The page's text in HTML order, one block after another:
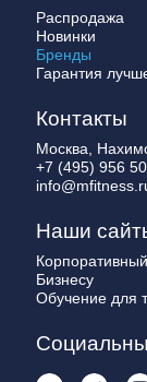
Распродажа
Новинки
Бренды
Гарантия
Контакты
Москва,
+7 (495) 956
Наши
Бизнесу
Обучение для